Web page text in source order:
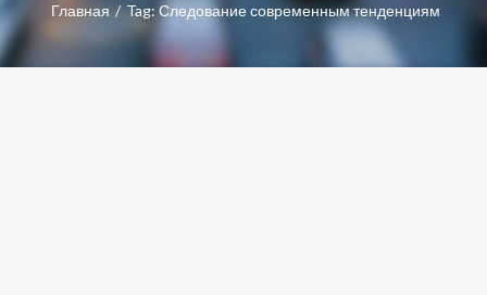
Главная Tag: Следование современным тенденциям